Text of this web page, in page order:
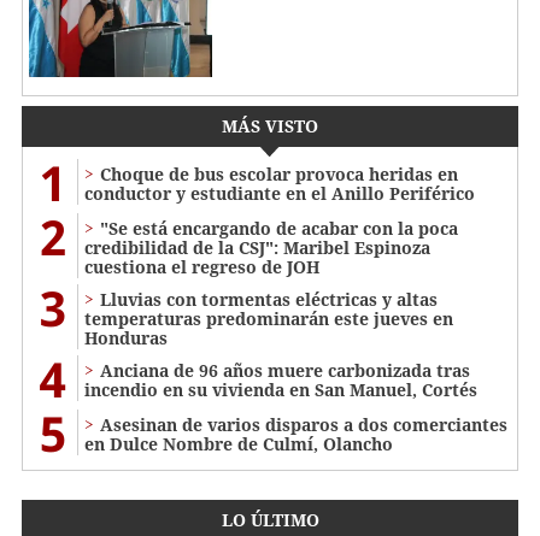
MÁS VISTO
1
Choque de bus escolar provoca heridas en
conductor y estudiante en el Anillo Periférico
2
"Se está encargando de acabar con la poca
credibilidad de la CSJ": Maribel Espinoza
cuestiona el regreso de JOH
3
Lluvias con tormentas eléctricas y altas
temperaturas predominarán este jueves en
Honduras
4
Anciana de 96 años muere carbonizada tras
incendio en su vivienda en San Manuel, Cortés
5
Asesinan de varios disparos a dos comerciantes
en Dulce Nombre de Culmí, Olancho
LO ÚLTIMO